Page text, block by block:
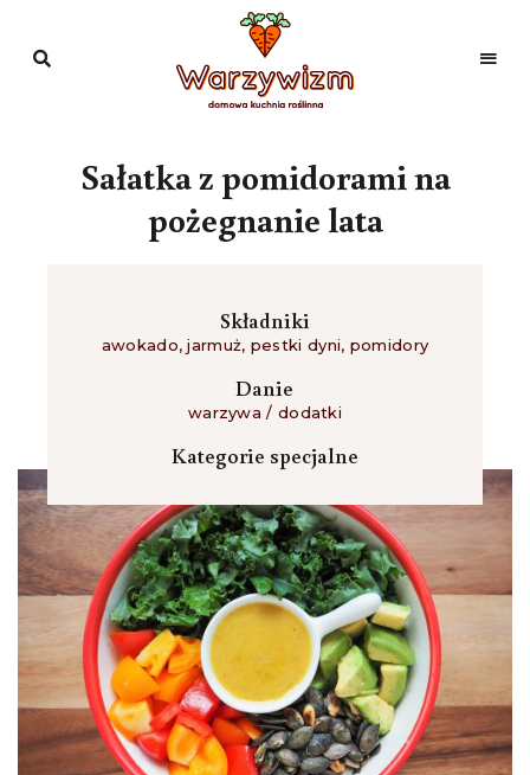
Domowa
Sałatka z pomidorami na
pożegnanie lata
Składniki
awokado,jarmuż, pestki dyni, pomidory
Danie
warzywa / dodatki
Kategorie specjalne